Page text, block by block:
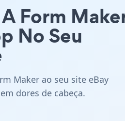
Form
No Seu
Maker ao seu site eBay
dores de cabeça.